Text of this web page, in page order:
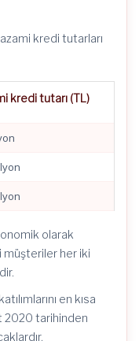
kredi tutarları
kredi tutarı (TL)
olarak
her iki
en kısa
2020 tarihinden